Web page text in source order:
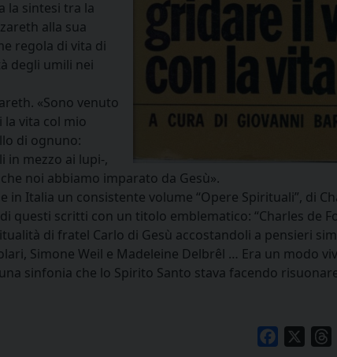
la sintesi tra la
alla sua
regola di vita di
degli umili nei
«Sono venuto
vita col mio
di ognuno:
in mezzo ai lupi-,
noi abbiamo imparato da Gesù».
Italia un consistente volume “Opere Spirituali”, di
questi scritti con un titolo emblematico: “Charles de
di fratel Carlo di Gesù accostandoli a pensieri
Simone Weil e Madeleine Delbrêl … Era un modo
sinfonia che lo Spirito Santo stava facendo
Facebook